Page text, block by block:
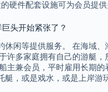
硬件配套设施可为会员提
头开始紧张了？
闲等提供服务。 在海域
许多家庭拥有自己的游艇
主兼会员，平时雇用长期
艇，或是戏水，或是上岸